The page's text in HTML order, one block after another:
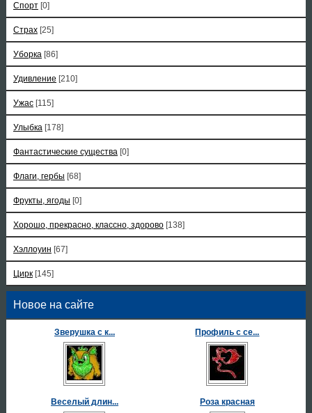
Спорт [0]
Страх [25]
Уборка [86]
Удивление [210]
Ужас [115]
Улыбка [178]
Фантастические существа [0]
Флаги, гербы [68]
Фрукты, ягоды [0]
Хорошо, прекрасно, классно, здорово [138]
Хэллоуин [67]
Цирк [145]
Новое на сайте
Зверушка с к... Профиль с се...
Веселый длин... Роза красная